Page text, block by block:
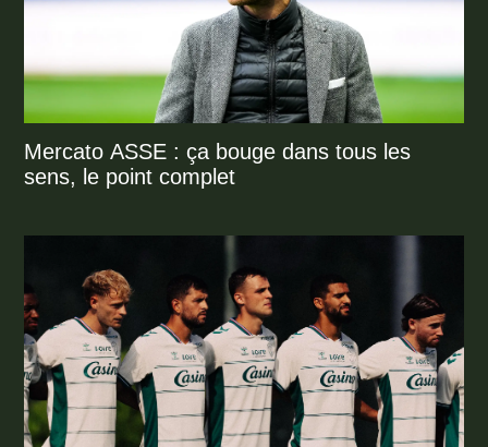
Mercato ASSE : ça bouge dans tous les
sens, le point complet